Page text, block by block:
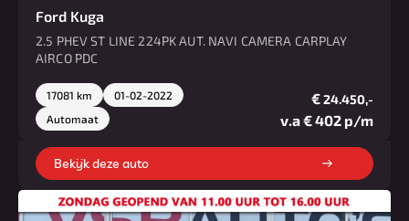
Ford Kuga
2.5 PHEV ST LINE 224PK AUT. NAVI CAMERA CARPLAY
AIRCO PDC
17081 km
01-02-2022
Automaat
€24.450,-
v.a € 402 p/m
Bekijk deze auto